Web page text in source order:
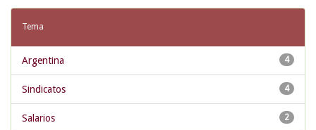
Tema
4
Argentina
4
Sindicatos
2
Salarios